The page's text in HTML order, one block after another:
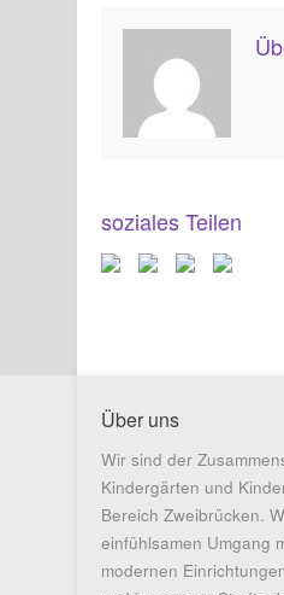
soziales Teilen
Über uns
Wir sind der
Kindergärten und
Bereich Zweibrücken.
einfühlsamen Umgang
modernen